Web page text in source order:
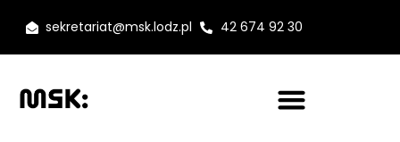
sekretariat@msk.lodz.pl 42 674 92 30